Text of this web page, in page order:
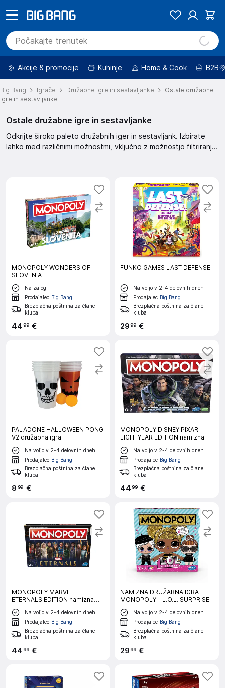
Akcije & promocije Kuhinje Home & Cook B2B
Big Bang Igrače Družabne igre in sestavljanke
Ostale družabne
igre in sestavljanke
Ostale družabne igre in sestavljanke
Odkrijte široko paleto družabnih iger in sestavljank. Izbirate
lahko med različnimi možnostmi, vključno z možnostjo filtriranja
MONOPOLY WONDERS OF
SLOVENIA
Na zalogi
Prodajalec Big Bang
Brezplačna poštnina za člane
kluba
4499 €
FUNKO GAMES LAST DEFENSE!
Na voljo v 2-4 delovnih dneh
Prodajalec Big Bang
Brezplačna poštnina za člane
kluba
2999 €
PALADONE HALLOWEEN PONG
V2 družabna igra
Na voljo v 2-4 delovnih dneh
Prodajalec Big Bang
Brezplačna poštnina za člane
kluba
8 99 €
MONOPOLY DISNEY PIXAR
LIGHTYEAR EDITION namizna
družabna igra
Na voljo v 2-4 delovnih dneh
Prodajalec Big Bang
Brezplačna poštnina za člane
kluba
4499 €
MONOPOLY MARVEL
ETERNALS EDITION namizna
družabna igra
Na voljo v 2-4 delovnih dneh
Prodajalec Big Bang
Brezplačna poštnina za člane
kluba
4499 €
NAMIZNA DRUŽABNA IGRA
MONOPOLY - L.O.L. SURPRISE
Na voljo v 2-4 delovnih dneh
Prodajalec Big Bang
Brezplačna poštnina za člane
kluba
2999 €